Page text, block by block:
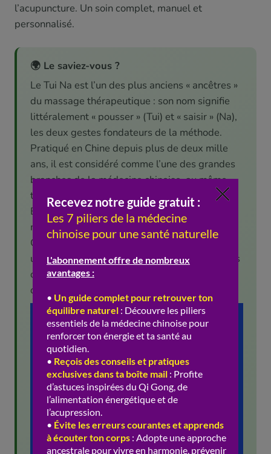
l’acupuncture. Un soin complet, manuel et
personnalisé.
🌍 Le saviez-vous ?
Le Tui Na est l’un des plus anciens « ancêtres »
du massage thérapeutique : son nom signifie
littéralement « pousser » (Tui) et « saisir » (Na),
les deux gestes fondateurs de la méthode.
Pratiqué en Chine depuis plus de deux mille
ans, il est considéré comme l’une des grandes
branches de la médecine chinoise, au même
titre que l’acupuncture et la pharmacopée.
Beaucoup de massages « énergétiques »
modernes en descendent, de près ou de loin.
Quand vous recevez un Tui Na, vous goûtez à
une technique que des dizaines de générations
ont affinée. Un savoir-faire du corps, transmis
de main en main.